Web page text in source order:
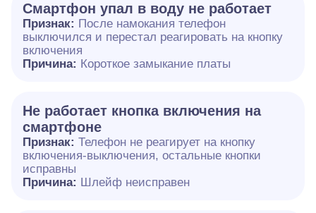
Смартфон упал в воду не работает
Признак: После намокания телефон
выключился и перестал реагировать на кнопку
включения
Причина: Короткое замыкание платы
Не работает кнопка включения на
смартфоне
Признак: Телефон не реагирует на кнопку
включения-выключения, остальные кнопки
исправны
Причина: Шлейф неисправен